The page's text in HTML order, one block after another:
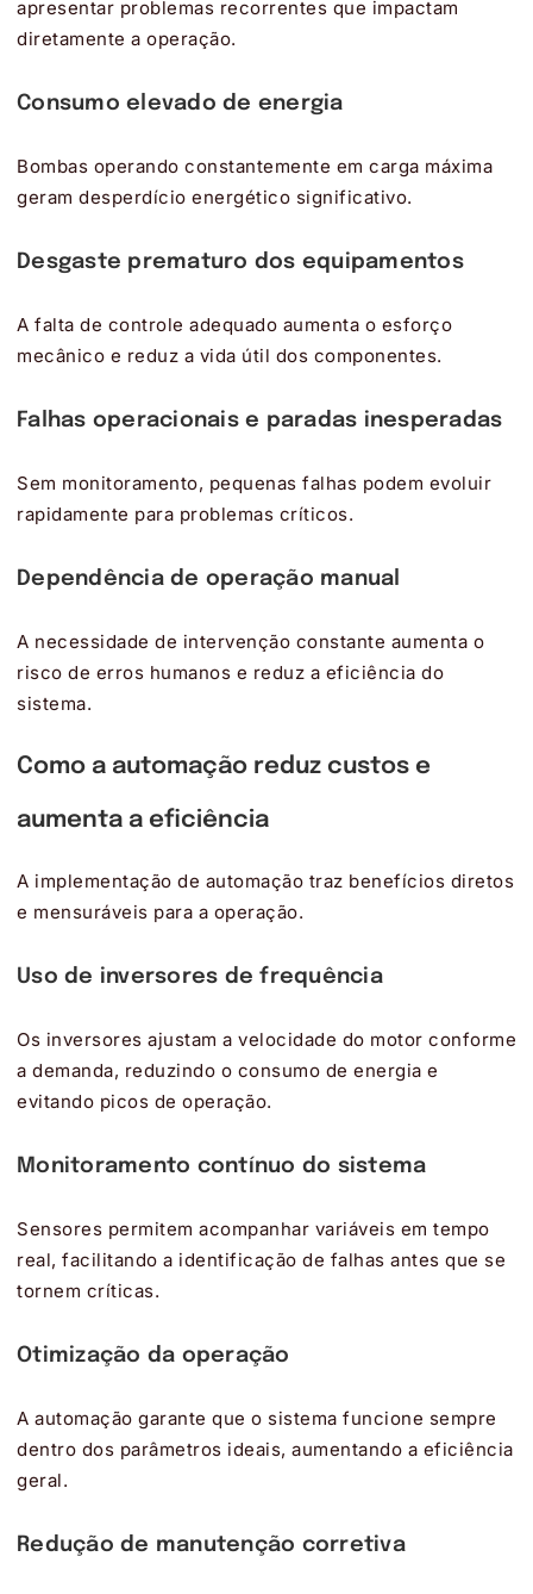
apresentar problemas recorrentes que impactam
diretamente a operação.
Consumo elevado de energia
Bombas operando constantemente em carga máxima
geram desperdício energético significativo.
Desgaste prematuro dos equipamentos
A falta de controle adequado aumenta o esforço
mecânico e reduz a vida útil dos componentes.
Falhas operacionais e paradas inesperadas
Sem monitoramento, pequenas falhas podem evoluir
rapidamente para problemas críticos.
Dependência de operação manual
A necessidade de intervenção constante aumenta o
risco de erros humanos e reduz a eficiência do
sistema.
Como a automação reduz custos e
aumenta a eficiência
A implementação de automação traz benefícios diretos
e mensuráveis para a operação.
Uso de inversores de frequência
Os inversores ajustam a velocidade do motor conforme
a demanda, reduzindo o consumo de energia e
evitando picos de operação.
Monitoramento contínuo do sistema
Sensores permitem acompanhar variáveis em tempo
real, facilitando a identificação de falhas antes que se
tornem críticas.
Otimização da operação
A automação garante que o sistema funcione sempre
dentro dos parâmetros ideais, aumentando a eficiência
geral.
Redução de manutenção corretiva